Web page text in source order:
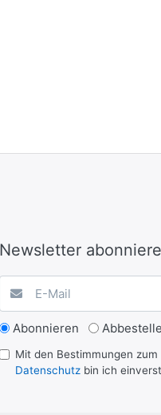
Newsletter
Abonnieren
Mit den Bestimmungen zum
Datenschutzbin ich